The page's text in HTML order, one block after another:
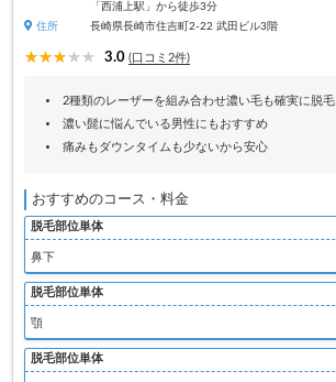
「西浦上駅」から徒歩3分
住所
長崎県長崎市住吉町2-22 武田ビル3階
3.0 (口コミ2件)
2種類のレーザーを組み合わせ濃い毛も確実に脱毛
濃い髭に悩んでいる男性にもおすすめ
痛みもダウンタイムも少ないから安心
おすすめのコース・料金
脱毛部位単体
鼻下
脱毛部位単体
顎
脱毛部位単体